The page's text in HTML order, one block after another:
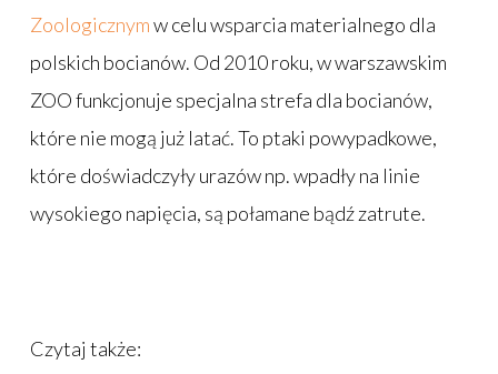
Zoologicznymw celu wsparcia materialnego dla
polskich bocianów. Od 2010 roku, w warszawskim
ZOO funkcjonuje specjalna strefa dla bocianów,
które nie mogą już latać. To ptaki powypadkowe,
które doświadczyły urazów np. wpadły na linie
wysokiego napięcia, są połamane bądź zatrute.
Czytaj także: